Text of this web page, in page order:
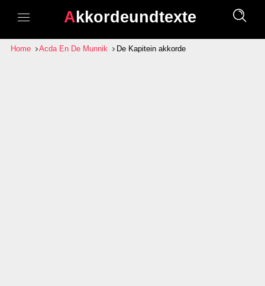
Akkordeundtexte
Home Acda En De Munnik De Kapitein akkorde